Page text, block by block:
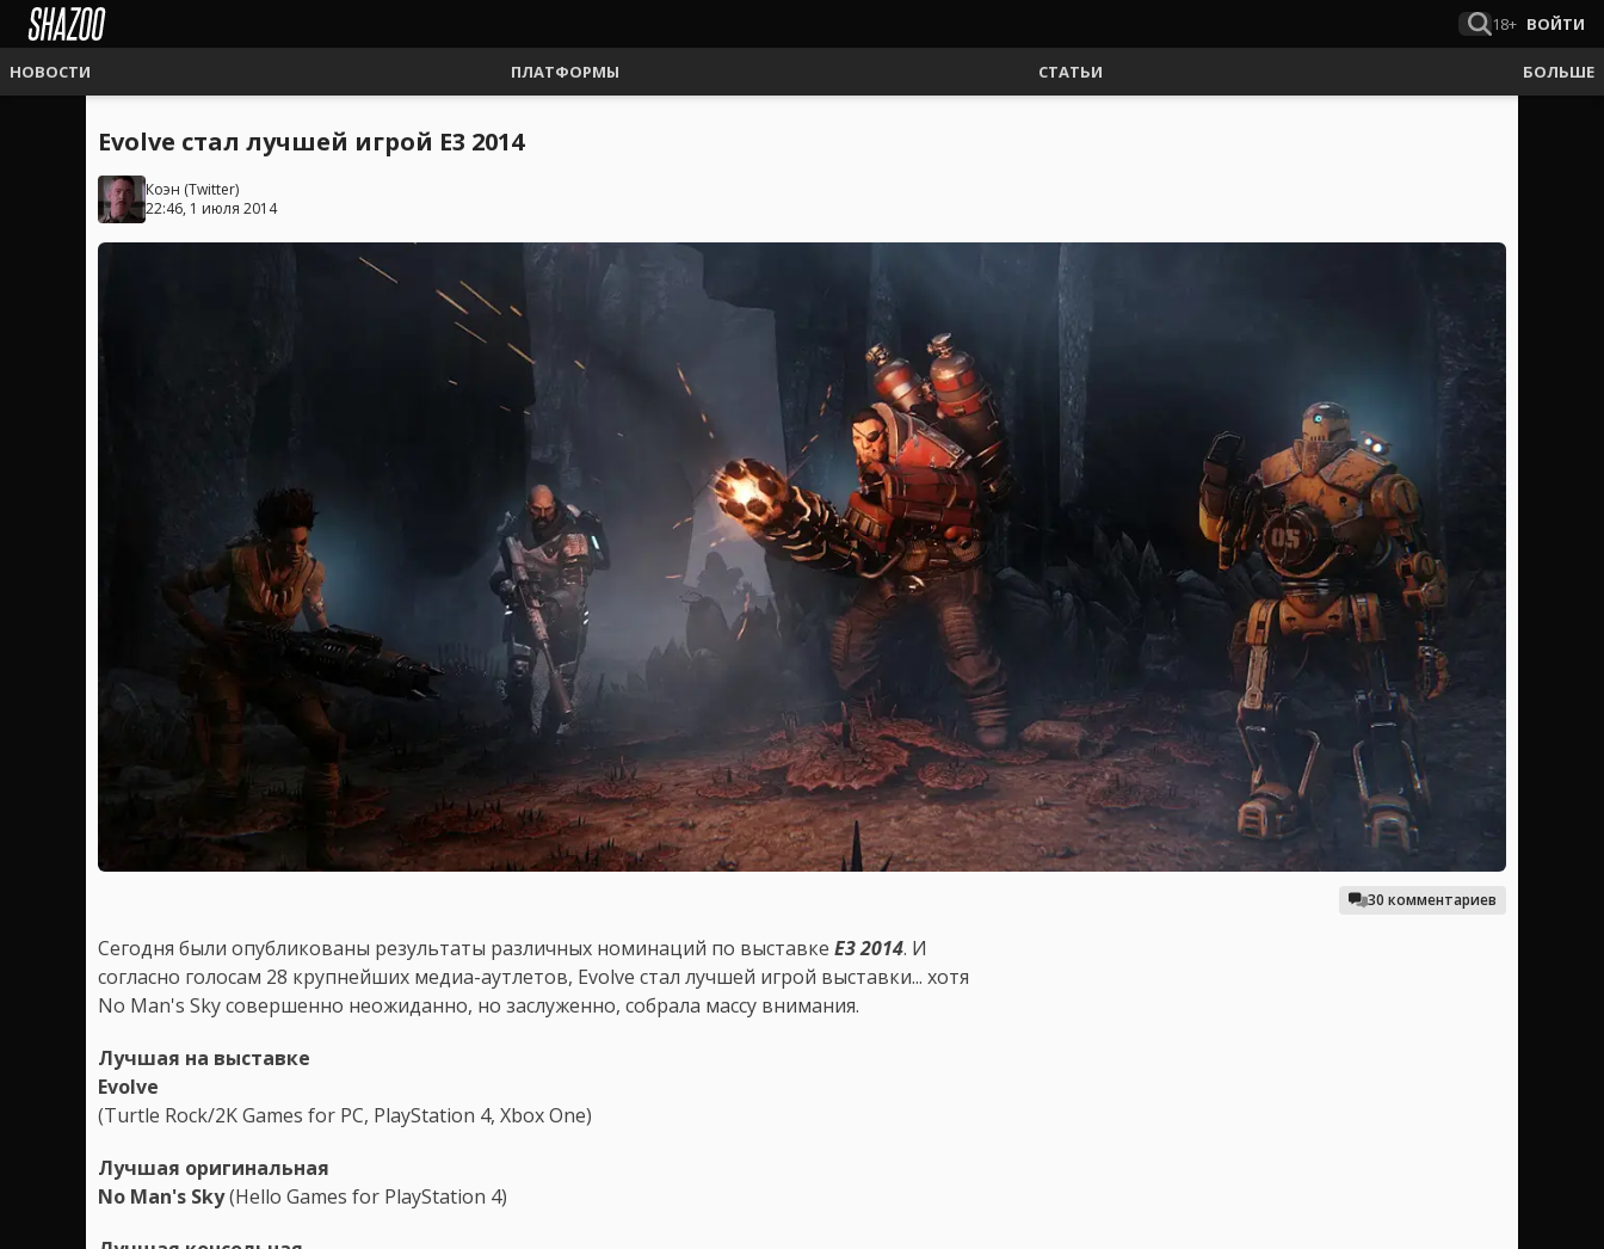
18+ ВОЙТИ
НОВОСТИ ПЛАТФОРМЫ СТАТЬИ БОЛЬШЕ
Evolve стал лучшей игрой E3 2014
Коэн (Twitter)
22:46, 1 июля 2014
30 комментариев
Сегодня были опубликованы результаты различных номинаций по выставке E3 2014. И
согласно голосам 28 крупнейших медиа-аутлетов, Evolve стал лучшей игрой выставки... хотя
No Man's Sky совершенно неожиданно, но заслуженно, собрала массу внимания.
Лучшая на выставке
Evolve
(Turtle Rock/2K Games for PC, PlayStation 4, Xbox One)
Лучшая оригинальная
No Man's Sky(Hello Games for PlayStation 4)